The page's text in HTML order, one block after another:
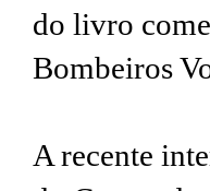
do livro
Bombeiros
A recente